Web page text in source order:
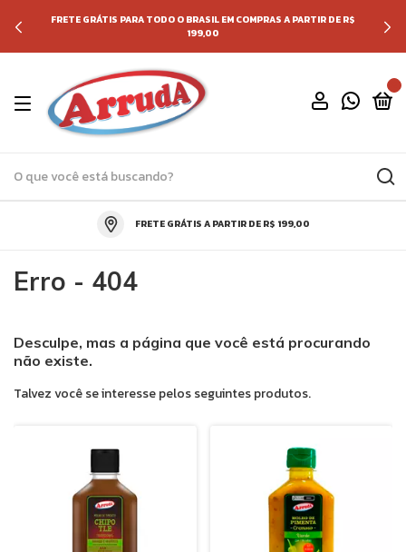
FRETE GRÁTIS PARA TODO O BRASIL EM COMPRAS A PARTIR DE R$
199,00
FRETE GRÁTIS A PARTIR DE R$ 199,00
Erro - 404
Desculpe, mas a página que você está procurando
não existe.
Talvez você se interesse pelos seguintes produtos.